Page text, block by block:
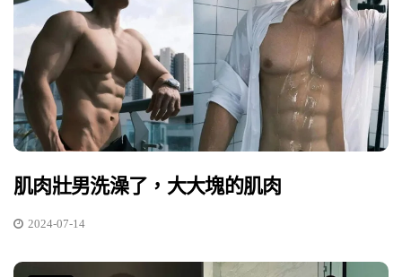
肌肉壯男洗澡了，大大塊的肌肉
2024-07-14